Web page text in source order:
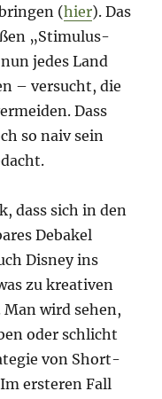
(hier). Das
„Stimulus-
jedes Land
– versucht, die
Dass
so naiv sein
dass sich in den
Debakel
Disney ins
zu kreativen
wird sehen,
oder schlicht
von Short-
ersteren Fall